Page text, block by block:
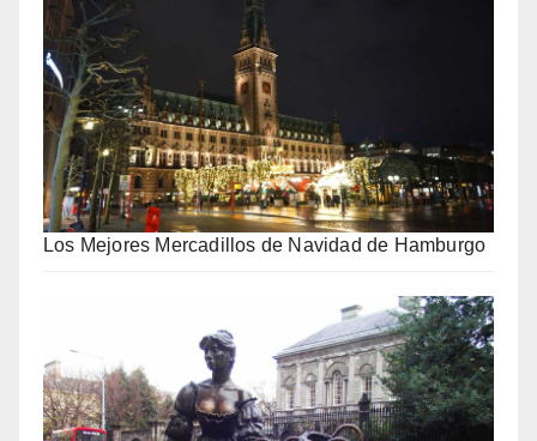
Los Mejores Mercadillos de Navidad de Hamburgo